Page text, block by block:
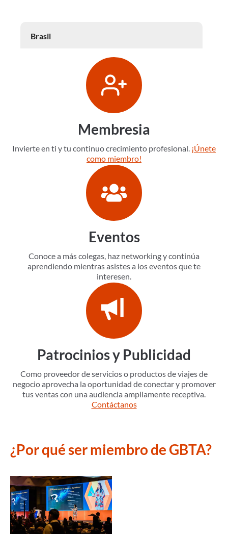
Brasil
Membresia
Invierte en ti y tu continuo crecimiento profesional. ¡Únete
como miembro!
Eventos
Conoce a más colegas, haz networking y continúa
aprendiendo mientras asistes a los eventos que te
interesen.
Patrocinios y Publicidad
Como proveedor de servicios o productos de viajes de
negocio aprovecha la oportunidad de conectar y promover
tus ventas con una audiencia ampliamente receptiva.
Contáctanos
¿Por qué ser miembro de GBTA?